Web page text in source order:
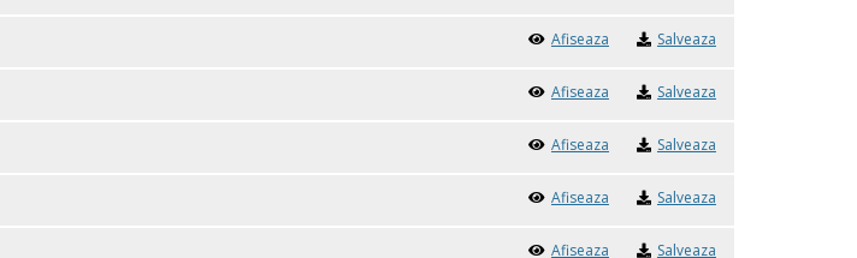
Afiseaza Salveaza
Afiseaza Salveaza
Afiseaza Salveaza
Afiseaza Salveaza
Afiseaza Salveaza